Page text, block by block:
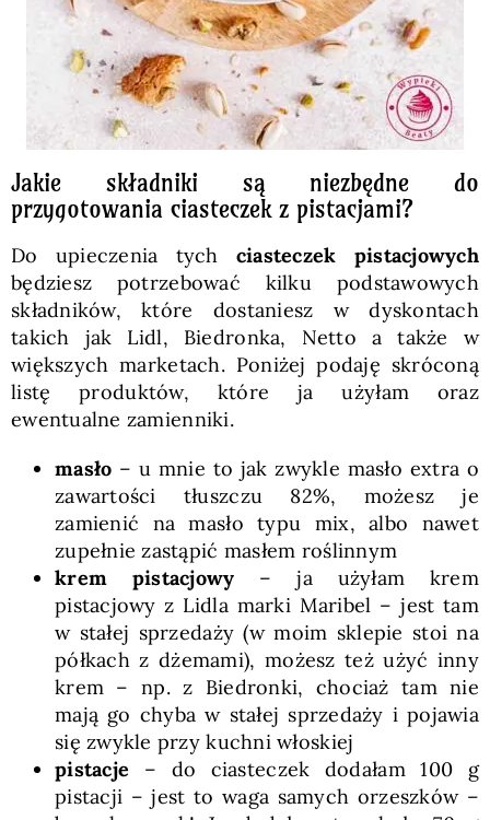
Jakie składniki są niezbędne do
przygotowania ciasteczek z pistacjami?
Do upieczenia tych ciasteczek pistacjowych
będziesz potrzebować kilku podstawowych
składników, które dostaniesz w dyskontach
takich jak Lidl, Biedronka, Netto a także w
większych marketach. Poniżej podaję skróconą
listę produktów, które ja użyłam oraz
ewentualne zamienniki.
masło – u mnie to jak zwykle masło extra o
zawartości tłuszczu 82%, możesz je
zamienić na masło typu mix, albo nawet
zupełnie zastąpić masłem roślinnym
krem pistacjowy – ja użyłam krem
pistacjowy z Lidla marki Maribel – jest tam
w stałej sprzedaży (w moim sklepie stoi na
półkach z dżemami), możesz też użyć inny
krem – np. z Biedronki, chociaż tam nie
mają go chyba w stałej sprzedaży i pojawia
się zwykle przy kuchni włoskiej
pistacje – do ciasteczek dodałam 100 g
pistacji – jest to waga samych orzeszków –